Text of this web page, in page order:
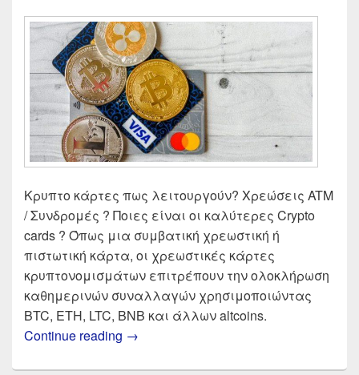
Κρυπτο κάρτες πως λειτουργούν? Χρεώσεις ATM
/ Συνδρομές ? Ποιες είναι οι καλύτερες Crypto
cards ? Όπως μια συμβατική χρεωστική ή
πιστωτική κάρτα, οι χρεωστικές κάρτες
κρυπτονομισμάτων επιτρέπουν την ολοκλήρωση
καθημερινών συναλλαγών χρησιμοποιώντας
BTC, ETH, LTC, BNB και άλλων altcoins.
Continue reading Crypto Κάρτες οι καλύτερες
→